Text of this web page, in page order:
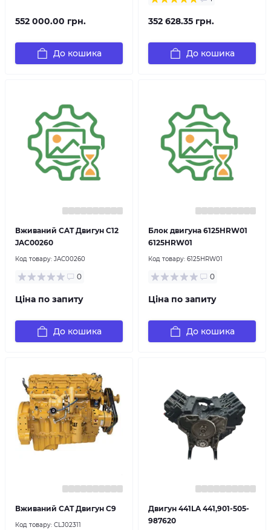
552 000.00 грн.
До кошика
352 628.35 грн.
До кошика
Вживаний CAT Двигун C12
JAC00260
Код товару: JAC00260
0
Ціна по запиту
До кошика
Блок двигуна 6125HRW01
6125HRW01
Код товару: 6125HRW01
0
Ціна по запиту
До кошика
Вживаний CAT Двигун C9
Код товару: CLJ02311
Двигун 441LA 441,901-505-
987620